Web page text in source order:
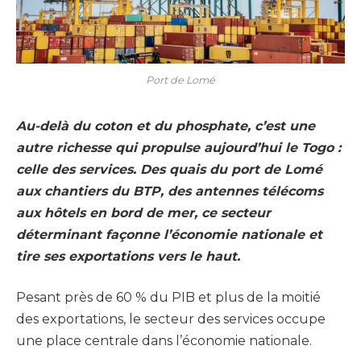
Port de Lomé
Au-delà du coton et du phosphate, c’est une
autre richesse qui propulse aujourd’hui le Togo :
celle des services. Des quais du port de Lomé
aux chantiers du BTP, des antennes télécoms
aux hôtels en bord de mer, ce secteur
déterminant façonne l’économie nationale et
tire ses exportations vers le haut.
Pesant près de 60 % du PIB et plus de la moitié
des exportations, le secteur des services occupe
une place centrale dans l’économie nationale.